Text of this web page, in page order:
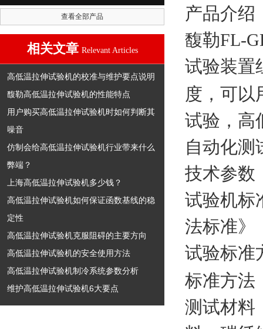
查看全部产品
相关文章 Relevant Articles
高低温拉伸试验机的校准与维护要点说明
馥勒高低温拉伸试验机的性能特点
用户购买高低温拉伸试验机时如何判断其
噪音
仿制会给高低温拉伸试验机行业带来什么
弊端？
上海高低温拉伸试验机多少钱？
高低温拉伸试验机如何保证函数基线的稳
定性
高低温拉伸试验机克服阻碍的主要方向
高低温拉伸试验机的安全使用方法
高低温拉伸试验机制冷系统参数分析
维护高低温拉伸试验机6大要点
产品介绍
馥勒FL-
试验装置
度 ， 可以
试验 ， 高
自动化测
技术参数
试验机标
法标准》
试验标准
标准方法
测试材料